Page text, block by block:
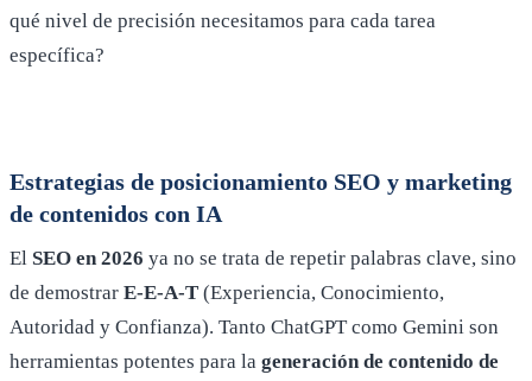
qué nivel de precisión necesitamos para cada tarea
específica?
Estrategias de posicionamiento SEO y marketing
de contenidos con IA
El SEO en 2026 ya no se trata de repetir palabras clave, sino
de demostrar E-E-A-T (Experiencia, Conocimiento,
Autoridad y Confianza). Tanto ChatGPT como Gemini son
herramientas potentes para la generación de contenido de